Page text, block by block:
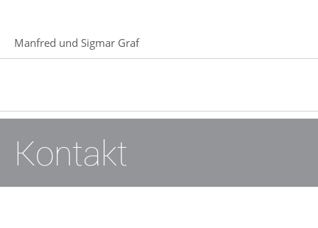
Manfred und Sigmar Graf
Kontakt